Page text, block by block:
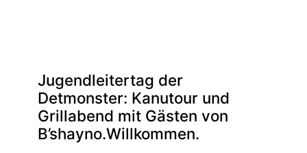
Jugendleitertag der
Detmonster: Kanutour und
Grillabend mit Gästen von
B’shayno.Willkommen.